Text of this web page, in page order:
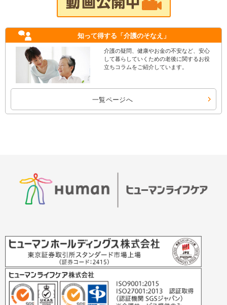
知って得する 「介護のそなえ」
介護の疑問、健康やお金の不安など、安心
して暮らしていくための老後に関するお役
立ちコラムをご紹介しています。
一覧ページへ